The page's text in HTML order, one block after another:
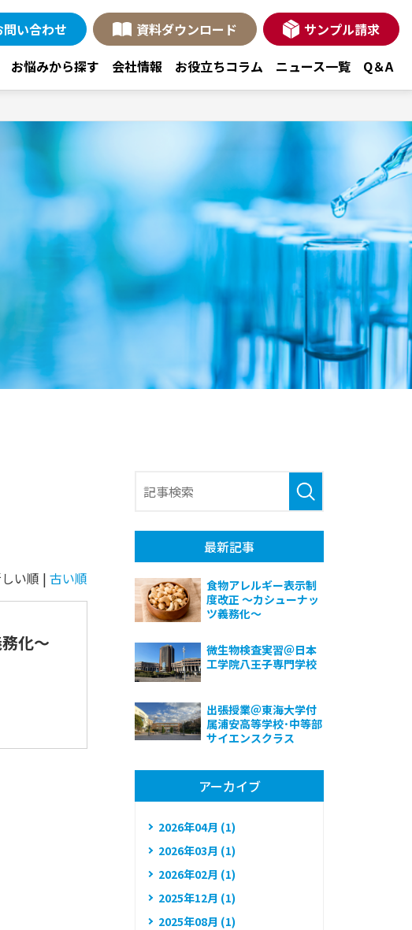
お悩みから探す 会社情報 お役立ちコラム ニュース一覧 Q＆A
問い合わせ 資料ダウンロード サンプル請求
い順 | 古い順
化～
最新記事
食物アレルギー表示制
度改正 ～カシューナッ
ツ義務化～
微生物検査実習＠日本
工学院八王子専門学校
出張授業＠東海大学付
属浦安高等学校･中等部
サイエンスクラス
アーカイブ
2026年04月 (1)
2026年03月 (1)
2026年02月 (1)
2025年12月 (1)
2025年08月 (1)